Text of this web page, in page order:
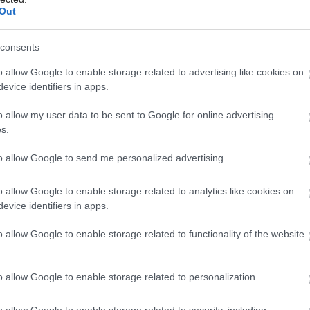
allow Google to enable storage related to advertising like cookies on
identifiers in apps.
allow my user data to be sent to Google for online advertising
allow Google to send me personalized advertising.
allow Google to enable storage related to analytics like cookies on
identifiers in apps.
allow Google to enable storage related to functionality of the website
allow Google to enable storage related to personalization.
primiešanie vzduchu je u kvalitnejších
masáže závisí od rýchlosti prietoku
vzduchu privádzaného do dýz. Smer
časťami dýz. Účinok masáže závisí
ich počtu a rozmiestnenia vo vani, a
čo je pomerne dôležitá kategória pri
Hydromasážou sa dosahuje fyzické
organizmu. Prúd teplej vody
procesy, zlepšuje krvný obeh,
kúpeľoch a rehabilitačných zariadeniach
zranení svalov a kĺbov,
ale aj pri liečbe obezity atď.
aj s rôznymi inými, napr. spydro-,